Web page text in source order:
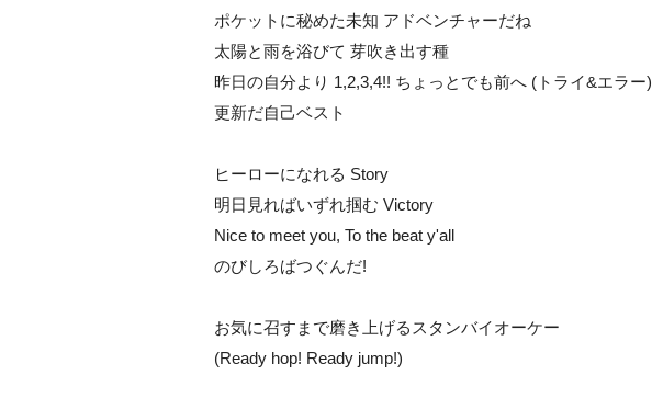
ポケットに秘めた未知 アドベンチャーだね
太陽と雨を浴びて 芽吹き出す種
昨日の自分より 1,2,3,4!! ちょっとでも前へ (トライ&エラー)
更新だ自己ベスト
ヒーローになれる Story
明日見ればいずれ掴む Victory
Nice to meet you, To the beat y'all
のびしろばつぐんだ!
お気に召すまで磨き上げるスタンバイオーケー
(Ready hop! Ready jump!)